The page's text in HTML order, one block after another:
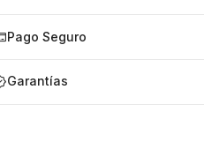
Pago Seguro
Garantías